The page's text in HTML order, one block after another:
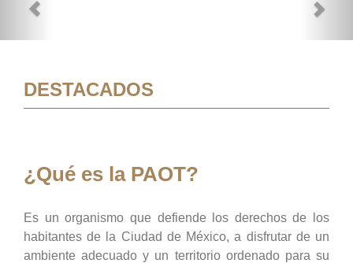
DESTACADOS
¿Qué es la PAOT?
Es un organismo que defiende los derechos de los
habitantes de la Ciudad de México, a disfrutar de un
ambiente adecuado y un territorio ordenado para su